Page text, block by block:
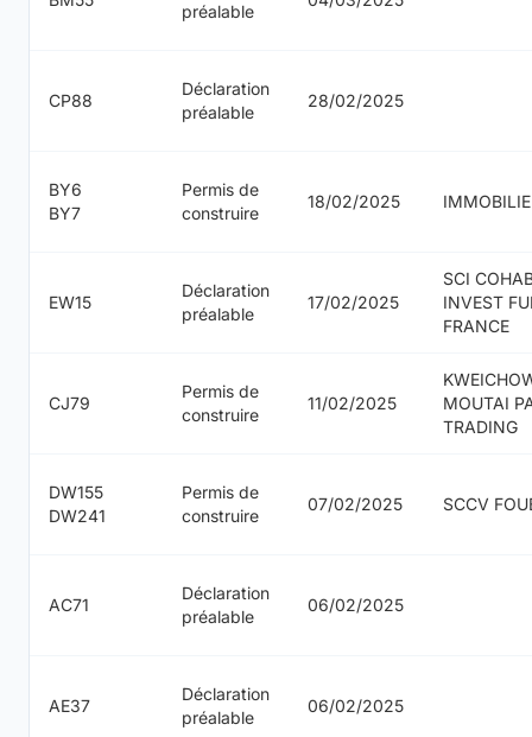
préalable
CP88
Déclaration
préalable
28/02/2025
BY6
BY7
Permis de
construire
18/02/2025
EW15
Déclaration
préalable
17/02/2025
SCI
INVEST
FRANCE
CJ79
Permis de
construire
11/02/2025
MOUTAI
TRADING
DW155
DW241
Permis de
construire
07/02/2025 SCCV
AC71
Déclaration
préalable
06/02/2025
AE37
Déclaration
préalable
06/02/2025